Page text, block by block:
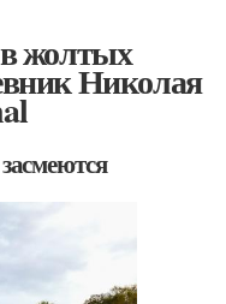
жолтых
Николая